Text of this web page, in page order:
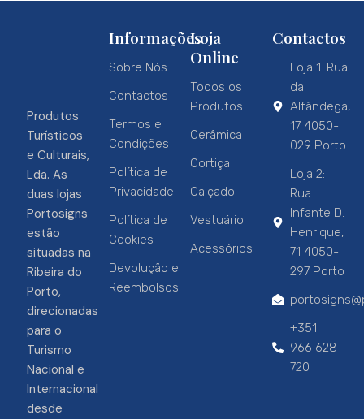
Produtos
Turísticos
e Culturais,
Lda. As
duas lojas
Portosigns
estão
situadas na
Ribeira do
Porto,
direcionadas
para o
Turismo
Nacional e
Internacional
desde
Informações
Sobre Nós
Contactos
Termos e
Condições
Política de
Privacidade
Política de
Cookies
Devolução e
Reembolsos
Loja
Online
Todos os
Produtos
Cerâmica
Cortiça
Calçado
Vestuário
Acessórios
Contactos
Loja 1: Rua
da
Alfândega,
17 4050-
029 Porto
Loja 2:
Rua
Infante D.
Henrique,
71 4050-
297 Porto
+351
966 628
720